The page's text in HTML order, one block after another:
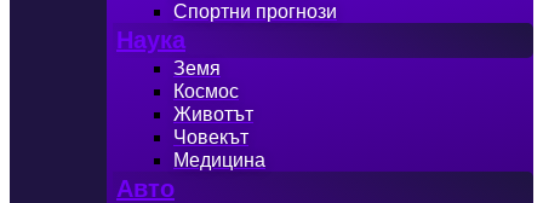
Спортни прогнози
Наука
Земя
Космос
Животът
Човекът
Медицина
Авто